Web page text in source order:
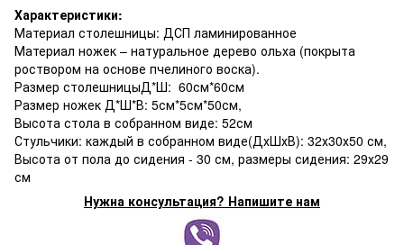
Характеристики:
Материал столешницы: ДСП ламинированное
Материал ножек – натуральное дерево ольха (покрыта
роствором на основе пчелиного воска).
Размер столешницыД*Ш: 60см*60см
Размер ножек Д*Ш*В: 5см*5см*50см,
Высота стола в собранном виде: 52см
Стульчики: каждый в собранном виде(ДхШхВ): 32х30х50 см,
Высота от пола до сидения - 30 см, размеры сидения: 29х29
см
Нужна консультация? Напишите нам